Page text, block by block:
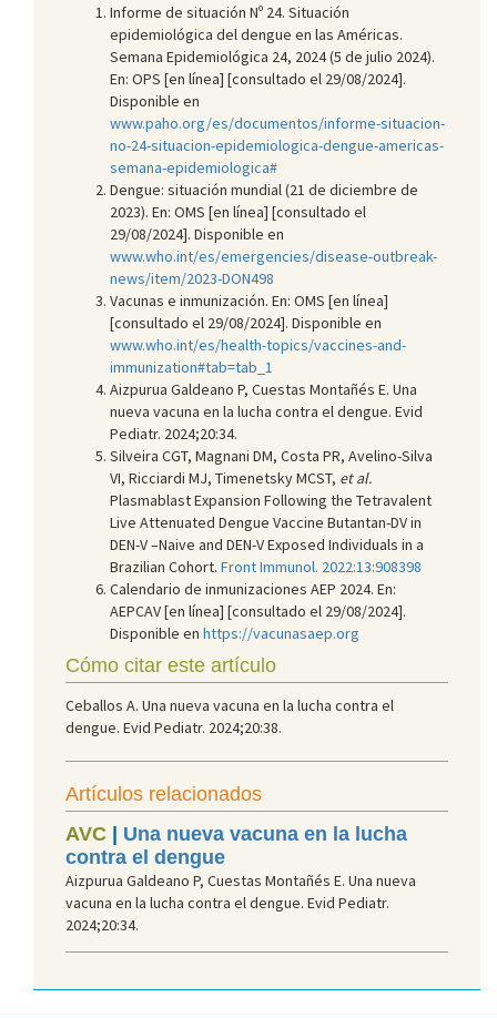
Informe de situación Nº 24. Situación
epidemiológica del dengue en las Américas.
Semana Epidemiológica 24, 2024 (5 de julio 2024).
En: OPS [en línea] [consultado el 29/08/2024].
Disponible en
www.paho.org/es/documentos/informe-situacion-
no-24-situacion-epidemiologica-dengue-americas-
semana-epidemiologica#
Dengue: situación mundial (21 de diciembre de
2023). En: OMS [en línea] [consultado el
29/08/2024]. Disponible en
www.who.int/es/emergencies/disease-outbreak-
news/item/2023-DON498
Vacunas e inmunización. En: OMS [en línea]
[consultado el 29/08/2024]. Disponible en
www.who.int/es/health-topics/vaccines-and-
immunization#tab=tab_1
Aizpurua Galdeano P, Cuestas Montañés E. Una
nueva vacuna en la lucha contra el dengue. Evid
Pediatr. 2024;20:34.
Silveira CGT, Magnani DM, Costa PR, Avelino-Silva
VI, Ricciardi MJ, Timenetsky MCST, et al.
Plasmablast Expansion Following the Tetravalent
Live Attenuated Dengue Vaccine Butantan-DV in
DEN-V –Naive and DEN-V Exposed Individuals in a
Brazilian Cohort. Front Immunol. 2022:13:908398
Calendario de inmunizaciones AEP 2024. En:
AEPCAV [en línea] [consultado el 29/08/2024].
Disponible en https://vacunasaep.org
Cómo citar este artículo
Ceballos A. Una nueva vacuna en la lucha contra el
dengue. Evid Pediatr. 2024;20:38.
Artículos relacionados
AVC | Una nueva vacuna en la lucha
contra el dengue
Aizpurua Galdeano P, Cuestas Montañés E. Una nueva
vacuna en la lucha contra el dengue. Evid Pediatr.
2024;20:34.